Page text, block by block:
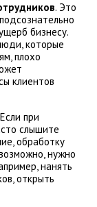
. Это
бизнесу.
которые
плохо
клиентов
при
слышите
обработку
нужно
нанять
открыть